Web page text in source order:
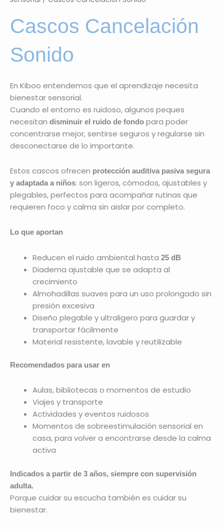
Cascos Cancelación
Sonido
En Kiboo entendemos que el aprendizaje necesita
bienestar sensorial.
Cuando el entorno es ruidoso, algunos peques
necesitan disminuir el ruido de fondo para poder
concentrarse mejor, sentirse seguros y regularse sin
desconectarse de lo importante.
Estos cascos ofrecen protección auditiva pasiva segura
y adaptada a niños: son ligeros, cómodos, ajustables y
plegables, perfectos para acompañar rutinas que
requieren foco y calma sin aislar por completo.
Lo que aportan
Reducen el ruido ambiental hasta 25 dB
Diadema ajustable que se adapta al
crecimiento
Almohadillas suaves para un uso prolongado sin
presión excesiva
Diseño plegable y ultraligero para guardar y
transportar fácilmente
Material resistente, lavable y reutilizable
Recomendados para usar en
Aulas, bibliotecas o momentos de estudio
Viajes y transporte
Actividades y eventos ruidosos
Momentos de sobreestimulación sensorial en
casa, para volver a encontrarse desde la calma
activa
Indicados a partir de 3 años, siempre con supervisión
adulta.
Porque cuidar su escucha también es cuidar su
bienestar.